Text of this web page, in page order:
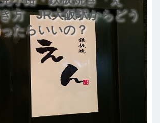
方 JR大阪駅からどう
たらいいの？